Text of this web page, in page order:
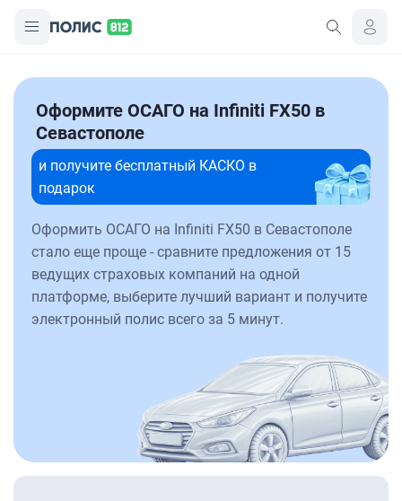
Оформите ОСАГО на Infiniti FX50 в
Севастополе
и получите бесплатный КАСКО в
подарок
Оформить ОСАГО на Infiniti FX50 в Севастополе
стало еще проще - сравните предложения от 15
ведущих страховых компаний на одной
платформе, выберите лучший вариант и получите
электронный полис всего за 5 минут.